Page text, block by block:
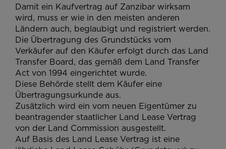
Damit ein Kaufvertrag auf Zanzibar wirksam
wird, muss er wie in den meisten anderen
Ländern auch, beglaubigt und registriert werden.
Die Übertragung des Grundstücks vom
Verkäufer auf den Käufer erfolgt durch das Land
Transfer Board, das gemäß dem Land Transfer
Act von 1994 eingerichtet wurde.
Diese Behörde stellt dem Käufer eine
Übertragungsurkunde aus.
Zusätzlich wird ein vom neuen Eigentümer zu
beantragender staatlicher Land Lease Vertrag
von der Land Commission ausgestellt.
Auf Basis des Land Lease Vertrag ist eine